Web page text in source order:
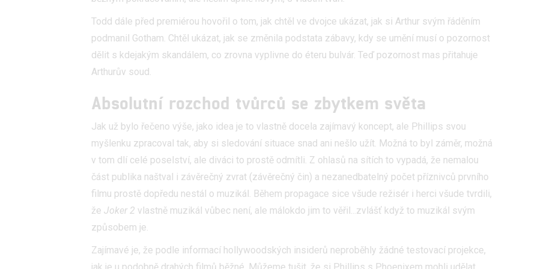
Todd dále před premiérou hovořil o tom, jak chtěl ve dvojce ukázat, jak si Arthur svým řáděním
podmanil Gotham. Chtěl ukázat, jak se změnila podstata zábavy, kdy se umění musí o pozornost
dělit s kdejakým skandálem, co zrovna vyplivne do éteru bulvár. Teď pozornost mas přitahuje
Arthurův soud.
Absolutní rozchod tvůrců se zbytkem světa
Jak už bylo řečeno výše, jako idea je to vlastně docela zajímavý koncept, ale Phillips svou
myšlenku zpracoval tak, aby si sledování situace snad ani nešlo užít. Možná to byl záměr, možná
v tom dlí celé poselství, ale diváci to prostě odmítli. Z ohlasů na sítích to vypadá, že nemalou
část publika naštval i závěrečný zvrat (závěrečný čin) a nezanedbatelný počet příznivců prvního
filmu prostě dopředu nestál o muzikál. Během propagace sice všude režisér i herci všude tvrdili,
že Joker 2 vlastně muzikál vůbec není, ale málokdo jim to věřil...zvlášť když to muzikál svým
způsobem je.
Zajímavé je, že podle informací hollywoodských insiderů neproběhly žádné testovací projekce,